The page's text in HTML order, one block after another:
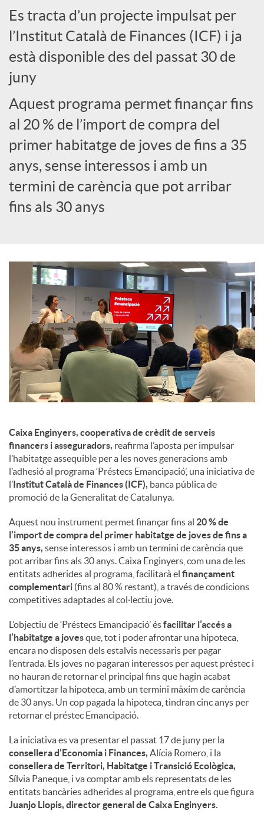
o
r
d
e
c
o
n
g
u
t
s
Es tracta d’un projecte impulsat per
l’Institut Català de Finances (ICF) i ja
està disponible des del passat 30 de
juny
Aquest programa permet finançar fins
al 20 % de l’import de compra del
primer habitatge de joves de fins a 35
anys, sense interessos i amb un
termini de carència que pot arribar
fins als 30 anys
Caixa Enginyers, cooperativa de crèdit de serveis
financers i asseguradors, reafirma l’aposta per impulsar
l’habitatge assequible per a les noves generacions amb
l’adhesió al programa ‘Préstecs Emancipació’, una iniciativa de
l’Institut Català de Finances (ICF), banca pública de
promoció de la Generalitat de Catalunya.
Aquest nou instrument permet finançar fins al 20 % de
l’import de compra del primer habitatge de joves de fins a
35 anys, sense interessos i amb un termini de carència que
pot arribar fins als 30 anys. Caixa Enginyers, com una de les
entitats adherides al programa, facilitarà el finançament
complementari (fins al 80 % restant), a través de condicions
competitives adaptades al col·lectiu jove.
L’objectiu de ‘Préstecs Emancipació’ ésfacilitar l’accés a
l’habitatge a jovesque, tot i poder afrontar una hipoteca,
encara no disposen dels estalvis necessaris per pagar
l’entrada. Els joves no pagaran interessos per aquest préstec i
no hauran de retornar el principal fins que hagin acabat
d’amortitzar la hipoteca, amb un termini màxim de carència
de 30 anys. Un cop pagada la hipoteca, tindran cinc anys per
retornar el préstec Emancipació.
La iniciativa es va presentar el passat 17 de juny per la
consellera d’Economia i Finances, Alícia Romero, i la
consellera de Territori, Habitatge i Transició Ecològica,
Sílvia Paneque, i va comptar amb els representats de les
entitats bancàries adherides al programa, entre els que figura
Juanjo Llopis, director general de Caixa Enginyers.